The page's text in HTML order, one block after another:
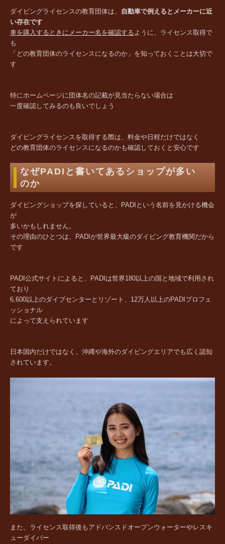
ダイビングライセンスの教育団体は、 自動車で例えるとメーカーに近
い存在です
車を購入するときにメーカー名を確認するように、ライセンス取得で
も
「どの教育団体のライセンスになるのか」を知っておくことは大切で
す
特にホームページに団体名の記載が見当たらない場合は
一度確認してみるのも良いでしょう
ダイビングライセンスを取得する際は、料金や日程だけではなく
どの教育団体のライセンスになるのかも確認しておくと安心です
なぜPADIと書いてあるショップが多い
のか
ダイビングショップを探していると、PADIという名前を見かける機会
が
多いかもしれません。
その理由のひとつは、PADIが世界最大級のダイビング教育機関だから
です
PADI公式サイトによると、PADIは世界180以上の国と地域で利用され
ており
6,600以上のダイブセンターとリゾート、12万人以上のPADIプロフェ
ッショナル
によって支えられています
日本国内だけではなく、沖縄や海外のダイビングエリアでも広く認知
されています。
また、ライセンス取得後もアドバンスドオープンウォーターやレスキ
ューダイバー